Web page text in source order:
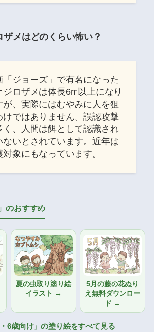
ザメはどのくらい怖い？
「ジョーズ」で有名になった
ジロザメは体長6m以上になり
が、実際にはむやみに人を狙
けではありません。誤認攻撃
く、人間は餌として認識され
ないとされています。近年は
対象にもなっています。
のおすすめ
夏の虫取り塗り絵
イラスト →
5月の藤の花ぬり
え無料ダウンロー
ド →
6歳向け」の塗り絵をすべて見る